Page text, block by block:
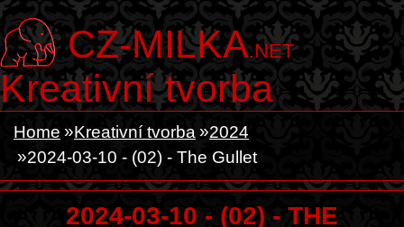
CZ-MILKA.NET
Kreativní tvorba
Home Kreativní tvorba
2024
2024-03-10 - (02) - The Gullet
2024-03-10 - (02) - THE